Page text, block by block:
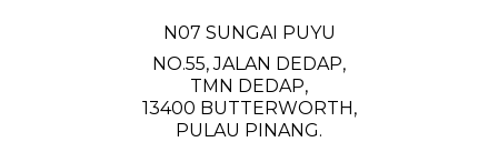
N07 SUNGAI PUYU
NO.55, JALAN DEDAP,
TMN DEDAP,
13400 BUTTERWORTH,
PULAU PINANG.